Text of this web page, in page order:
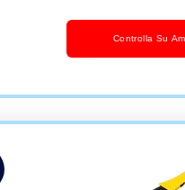
Controlla Su